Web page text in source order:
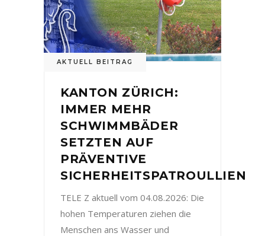
AKTUELL BEITRAG
KANTON ZÜRICH:
IMMER MEHR
SCHWIMMBÄDER
SETZTEN AUF
PRÄVENTIVE
SICHERHEITSPATROULLIEN
TELE Z aktuell vom 04.08.2026: Die
hohen Temperaturen ziehen die
Menschen ans Wasser und